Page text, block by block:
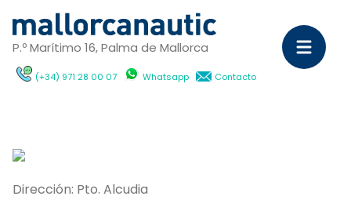
P.º Marítimo 16, Palma de Mallorca
(+34) 971 28 00 07 Whatsapp Contacto
Dirección: Pto. Alcudia